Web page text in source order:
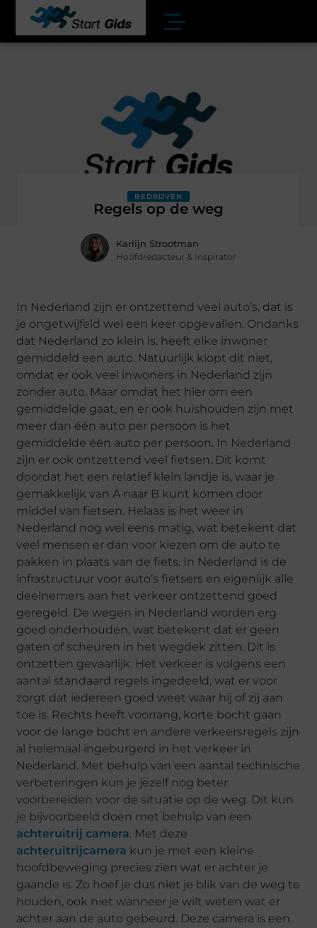
BEDRIJVEN
Regels op de weg
Karlijn Strootman
Hoofdredacteur & Inspirator
In Nederland zijn er ontzettend veel auto’s, dat is
je ongetwijfeld wel een keer opgevallen. Ondanks
dat Nederland zo klein is, heeft elke inwoner
gemiddeld een auto. Natuurlijk klopt dit niet,
omdat er ook veel inwoners in Nederland zijn
zonder auto. Maar omdat het hier om een
gemiddelde gaat, en er ook huishouden zijn met
meer dan één auto per persoon is het
gemiddelde één auto per persoon. In Nederland
zijn er ook ontzettend veel fietsen. Dit komt
doordat het een relatief klein landje is, waar je
gemakkelijk van A naar B kunt komen door
middel van fietsen. Helaas is het weer in
Nederland nog wel eens matig, wat betekent dat
veel mensen er dan voor kiezen om de auto te
pakken in plaats van de fiets. In Nederland is de
infrastructuur voor auto’s fietsers en eigenlijk alle
deelnemers aan het verkeer ontzettend goed
geregeld. De wegen in Nederland worden erg
goed onderhouden, wat betekent dat er geen
gaten of scheuren in het wegdek zitten. Dit is
ontzetten gevaarlijk. Het verkeer is volgens een
aantal standaard regels ingedeeld, wat er voor
zorgt dat iedereen goed weet waar hij of zij aan
toe is. Rechts heeft voorrang, korte bocht gaan
voor de lange bocht en andere verkeersregels zijn
al helemaal ingeburgerd in het verkeer in
Nederland. Met behulp van een aantal technische
verbeteringen kun je jezelf nog beter
voorbereiden voor de situatie op de weg. Dit kun
je bijvoorbeeld doen met behulp van een
achteruitrij camera. Met deze
achteruitrijcamera kun je met een kleine
hoofdbeweging precies zien wat er achter je
gaande is. Zo hoef je dus niet je blik van de weg te
houden, ook niet wanneer je wilt weten wat er
achter aan de auto gebeurd. Deze camera is een